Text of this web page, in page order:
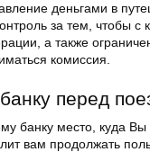
деньгами в
за тем, чтобы с
а также
комиссия.
перед
банку место, куда Вы
вам продолжать